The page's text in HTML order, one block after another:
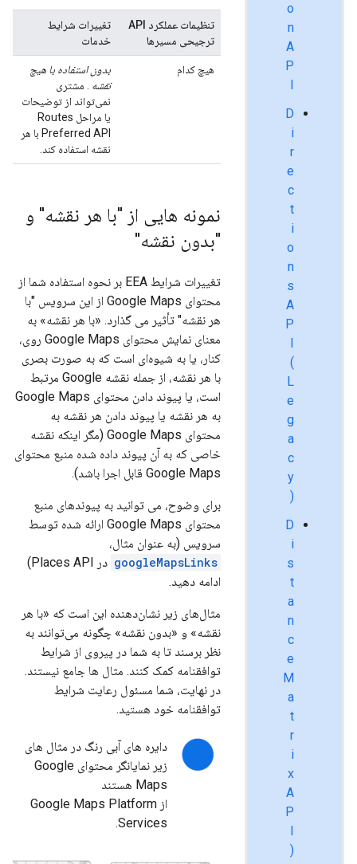
o
n
A
P
I
D
i
r
e
c
t
i
o
n
s
A
P
I
(
L
e
g
a
c
y
)
D
i
s
t
a
n
c
e
M
a
t
r
i
x
A
P
I
(
تنظیمات عملکرد API
ترجیحی مسیرها
تغییرات شرایط
خدمات
هیچ کدام
بدون استفاده با هیچ
نقشه . مشتری
نمی‌تواند از توضیحات
یا مراحل Routes
Preferred API با هر
نقشه استفاده کند.
نمونه هایی از "با هر نقشه" و
"بدون نقشه"
تغییرات شرایط EEA بر نحوه استفاده شما از
محتوای Google Maps از این سرویس "با
هر نقشه" تأثیر می گذارد. «با هر نقشه» به
معنای نمایش محتوای Google Maps روی،
کنار، یا به شیوه‌ای است که به صورت بصری
با هر نقشه، از جمله نقشه Google مرتبط
است، یا پیوند دادن محتوای Google Maps
به هر نقشه یا پیوند دادن هر نقشه به
محتوای Google Maps (مگر اینکه نقشه
خاصی که به آن پیوند داده شده منبع محتوای
Google Maps قابل اجرا باشد).
برای وضوح، می توانید به پیوندهای منبع
محتوای Google Maps ارائه شده توسط
سرویس (به عنوان مثال،
googleMapsLinks
در Places API)
ادامه دهید.
مثال‌های زیر نشان‌دهنده این است که «با هر
نقشه» و «بدون نقشه» چگونه می‌توانند به
نظر برسند تا به شما در پیروی از شرایط
توافقنامه کمک کنند. مثال ها جامع نیستند.
در نهایت، شما مسئول رعایت شرایط
توافقنامه خود هستید.
دایره های آبی رنگ در مثال های
زیر نمایانگر محتوای Google
Maps هستند
از Google Maps Platform
Services.